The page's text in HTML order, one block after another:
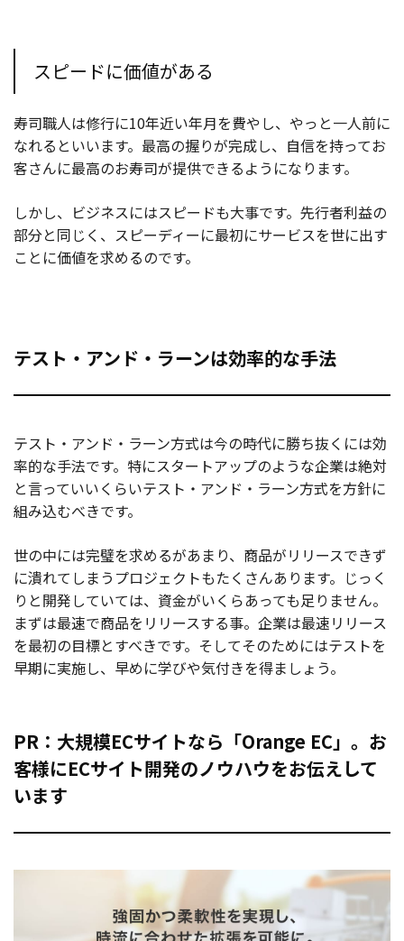
スピードに価値がある
寿司職人は修行に10年近い年月を費やし、やっと一人前に
なれるといいます。最高の握りが完成し、自信を持ってお
客さんに最高のお寿司が提供できるようになります。
しかし、ビジネスにはスピードも大事です。先行者利益の
部分と同じく、スピーディーに最初にサービスを世に出す
ことに価値を求めるのです。
テスト・アンド・ラーンは効率的な手法
テスト・アンド・ラーン方式は今の時代に勝ち抜くには効
率的な手法です。特にスタートアップのような企業は絶対
と言っていいくらいテスト・アンド・ラーン方式を方針に
組み込むべきです。
世の中には完璧を求めるがあまり、商品がリリースできず
に潰れてしまうプロジェクトもたくさんあります。じっく
りと開発していては、資金がいくらあっても足りません。
まずは最速で商品をリリースする事。企業は最速リリース
を最初の目標とすべきです。そしてそのためにはテストを
早期に実施し、早めに学びや気付きを得ましょう。
PR：大規模ECサイトなら「Orange EC」。お
客様にECサイト開発のノウハウをお伝えして
います